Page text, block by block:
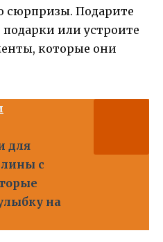
сюрпризы. Подарите
или устроите
которые они
для
с
на